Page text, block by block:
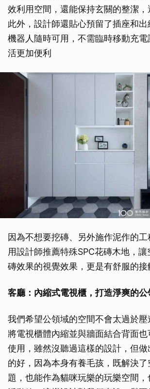
效利用空間，還能保持玄關的整潔，
此外，設計師還貼心預留了插座和
機器人隨時可用，不需臨時移動充電
活更加便利
因為不想要挖磚、另外施作泥作的
用設計師推薦特殊SPC花磚木地，
磚效果的視覺效果，更是有舒服的接
客廳：內縮式電視櫃，打造淨爽的公
我們希望公領域的空間不會太過於壓
將電視櫃體內縮並與牆面結合背面
使用，雖然沒聽過這樣的設計，但做
的好，因為本身有養毛孩，既解決
題，也能作為貓咪玩樂的玩樂空間